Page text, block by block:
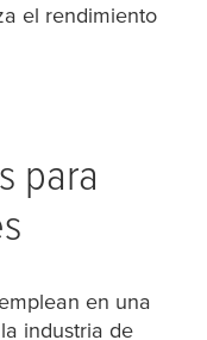
el rendimiento
para
en una
industria de